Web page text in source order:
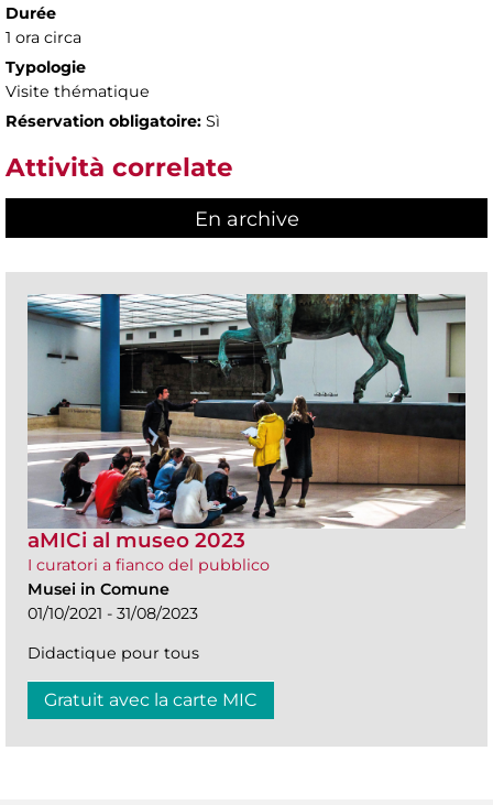
Durée
1 ora circa
Typologie
Visite thématique
Réservation obligatoire: Sì
Attività correlate
En archive
aMICi al museo 2023
I curatori a fianco del pubblico
Musei in Comune
01/10/2021 - 31/08/2023
Didactique pour tous
Gratuit avec la carte MIC